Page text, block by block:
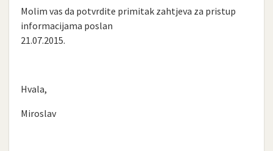
Molim vas da potvrdite primitak zahtjeva za pristup
informacijama poslan
21.07.2015.
Hvala,
Miroslav